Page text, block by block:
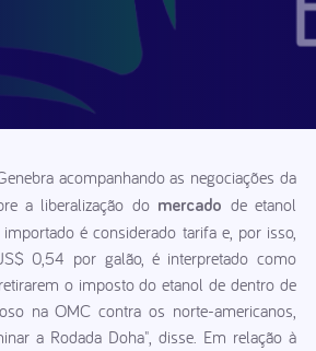
acompanhando as negociações da
a liberalização do mercado de etanol
é considerado tarifa e, por isso,
0,54 por galão, é interpretado como
o imposto do etanol de dentro de
na OMC contra os norte-americanos,
a Rodada Doha", disse. Em relação à